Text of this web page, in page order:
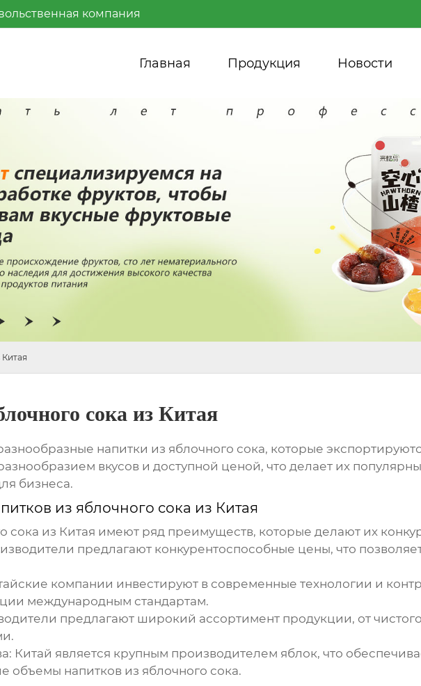
компания
Главная Продукция Новости
сока из Китая
напитки из яблочного сока, которые
вкусов и доступной ценой, что делает их
бизнеса.
из яблочного сока из Китая
сока из Китая имеют ряд преимуществ, которые делают их
предлагают конкурентоспособные цены, что
компании инвестируют в современные технологии и
международным стандартам.
предлагают широкий ассортимент продукции, от
Китай является крупным производителем яблок, что
объемы напитков из яблочного сока.